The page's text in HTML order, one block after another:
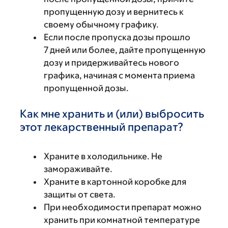
пропущенную дозу и вернитесь к
своему обычному графику.
Если после пропуска дозы прошло
7 дней или более, дайте пропущенную
дозу и придерживайтесь нового
графика, начиная с момента приема
пропущенной дозы.
Как мне хранить и (или) выбросить
этот лекарственный препарат?
Храните в холодильнике. Не
замораживайте.
Храните в картонной коробке для
защиты от света.
При необходимости препарат можно
хранить при комнатной температуре